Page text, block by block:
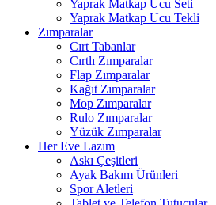
Yaprak Matkap Ucu Seti
Yaprak Matkap Ucu Tekli
Zımparalar
Cırt Tabanlar
Cırtlı Zımparalar
Flap Zımparalar
Kağıt Zımparalar
Mop Zımparalar
Rulo Zımparalar
Yüzük Zımparalar
Her Eve Lazım
Askı Çeşitleri
Ayak Bakım Ürünleri
Spor Aletleri